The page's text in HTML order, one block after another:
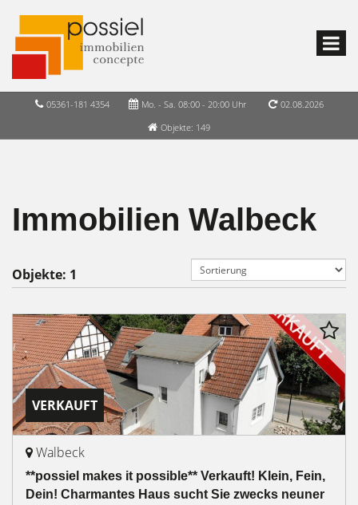
05361-181 4354 Mo. - Sa. 08:00 - 20:00 Uhr
02.08.2026
Objekte: 149
Immobilien Walbeck
Objekte: 1
VERKAUFT
Walbeck
**possiel makes it possible** Verkauft! Klein, Fein,
Dein! Charmantes Haus sucht Sie zwecks neuner